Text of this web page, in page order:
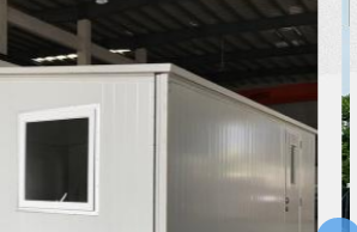
portátil, casa de guarda etc.